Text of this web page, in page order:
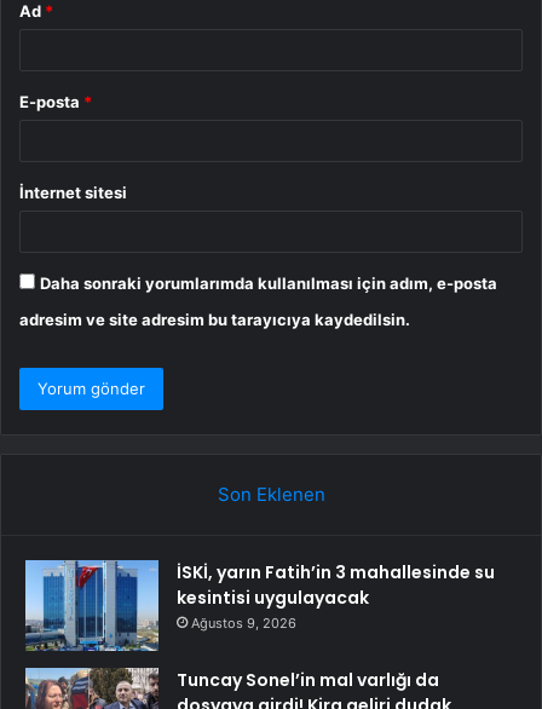
Ad *
E-posta *
İnternet sitesi
Daha sonraki yorumlarımda kullanılması için adım, e-posta
adresim ve site adresim bu tarayıcıya kaydedilsin.
Son Eklenen
İSKİ, yarın Fatih’in 3 mahallesinde su
kesintisi uygulayacak
Ağustos 9, 2026
Tuncay Sonel’in mal varlığı da